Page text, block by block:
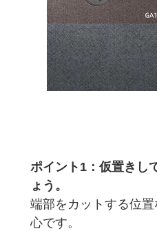
ポイント1：仮置きし
ょう。
端部をカットする位
心です。